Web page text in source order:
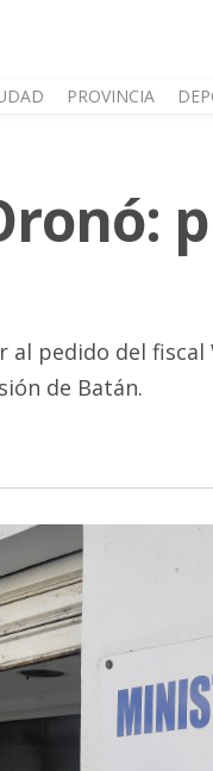
PROVINCIA
al pedido del
de Batán.